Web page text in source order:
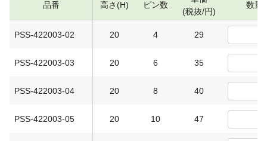
品番 高さ(H) ピン数
(税抜/円)
数量
PSS-422003-02 20 4 29
PSS-422003-03 20 6 35
PSS-422003-04 20 8 40
PSS-422003-05 20 10 47